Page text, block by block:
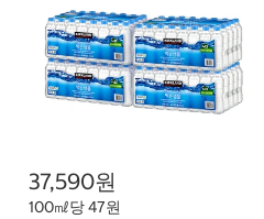
37,590원
100㎖당 47원